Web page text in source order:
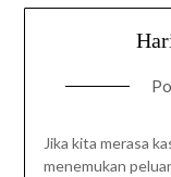
Jika kita merasa
menemukan